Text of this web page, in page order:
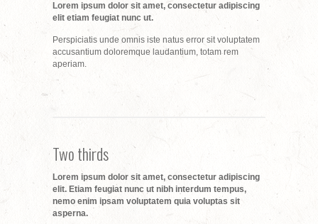
Lorem ipsum dolor sit amet, consectetur adipiscing
elit etiam feugiat nunc ut.
Perspiciatis unde omnis iste natus error sit voluptatem
accusantium doloremque laudantium, totam rem
aperiam.
Two thirds
Lorem ipsum dolor sit amet, consectetur adipiscing
elit. Etiam feugiat nunc ut nibh interdum tempus,
nemo enim ipsam voluptatem quia voluptas sit
asperna.